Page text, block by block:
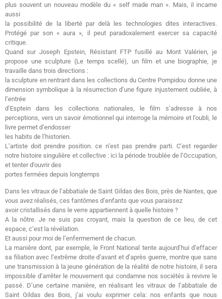
plus souvent un nouveau modèle du « self made man ». Mais, il incarne
aussi
la possibilité de la liberté par delà les technologies dites interactives.
Protégé par son « aura », il peut paradoxalement exercer sa capacité
critique.
Quand sur Joseph Epstein, Résistant FTP fusillé au Mont Valérien, je
propose une sculpture (Le temps scellé), un film et une biographie, je
travaille dans trois directions :
la sculpture en rentrant dans les collections du Centre Pompidou donne une
dimension symbolique à la résurrection d’une figure injustement oubliée, à
l’entrée
d’Esptein dans les collections nationales, le film s’adresse à nos
perceptions, vers un savoir émotionnel qui interroge la mémoire et l’oubli, le
livre permet d’endosser
les habits de l’historien.
L’artiste doit prendre position. ce n’est pas prendre parti. C’est regarder
notre histoire singulière et collective : ici la période troublée de l’Occupation,
et tenter d’ouvrir des
portes fermées depuis longtemps
Dans les vitraux de l’abbatiale de Saint Gildas des Bois, près de Nantes, que
vous avez réalisés, ces fantômes d’enfants que vous paraissez
avoir cristallisés dans le verre appartiennent à quelle histoire ?
A la nôtre. Je ne suis pas croyant, mais la question de ce lieu, de cet
espace, c’est la révélation.
Et aussi pour moi de l’enfermement de chacun.
La manière dont, par exemple, le Front National tente aujourd’hui d’effacer
sa filiation avec l’extrême droite d’avant et d’après guerre, montre que sans
une transmission à la jeune génération de la réalité de notre histoire, il sera
impossible d’arrêter le mouvement qui condamne nos sociétés à revivre le
passé. D’une certaine manière, en réalisant les vitraux de l’abbatiale de
Saint Gildas des Bois, j’ai voulu exprimer cela: nos enfants que nous